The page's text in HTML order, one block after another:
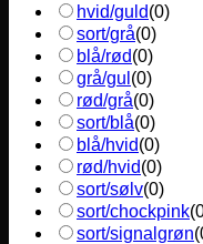
hvid/guld(0)
sort/grå(0)
blå/rød(0)
grå/gul (0)
rød/grå(0)
sort/blå(0)
blå/hvid(0)
rød/hvid(0)
sort/sølv(0)
sort/chockpink(
sort/signalgrøn(